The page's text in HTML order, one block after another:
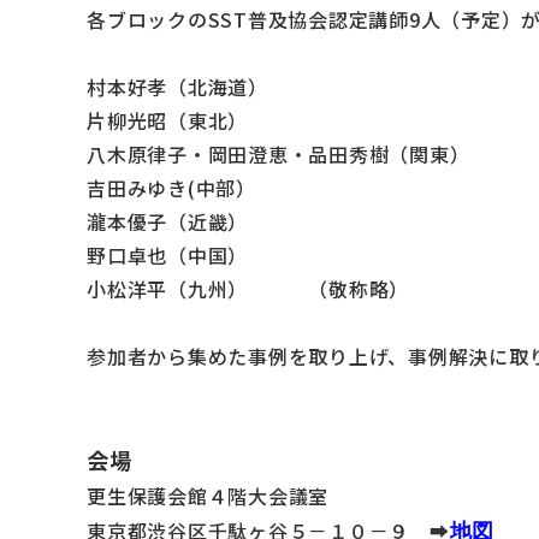
各ブロックのSST普及協会認定講師9人（予定）
村本好孝（北海道）
片柳光昭（東北）
八木原律子・岡田澄恵・品田秀樹（関東）
吉田みゆき(中部）
瀧本優子（近畿）
野口卓也（中国）
小松洋平（九州） （敬称略）
参加者から集めた事例を取り上げ、事例解決に取
会場
更生保護会館４階大会議室
東京都渋谷区千駄ヶ谷５－１０－９ ➡️地図